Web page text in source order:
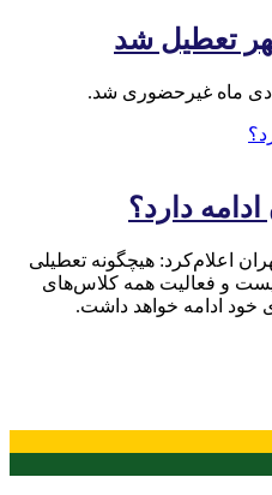
تعطیل شد
دارد؟
اعلام‌کرد: هیچگونه تعطیلی
و فعالیت همه کلاس‌های
خود ادامه خواهد داشت.